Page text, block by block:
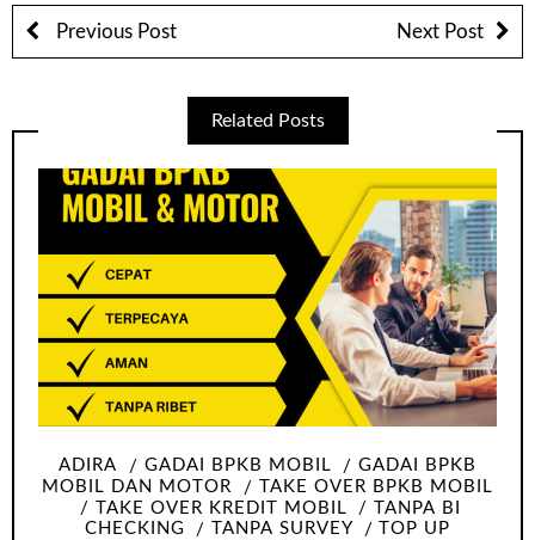
Previous Post Next Post
Related Posts
ADIRA GADAI BPKB MOBIL
GADAI BPKB
MOBIL DAN MOTOR
TAKE OVER BPKB MOBIL
TAKE OVER KREDIT MOBIL
TANPA BI
CHECKING
TANPA SURVEY
TOP UP